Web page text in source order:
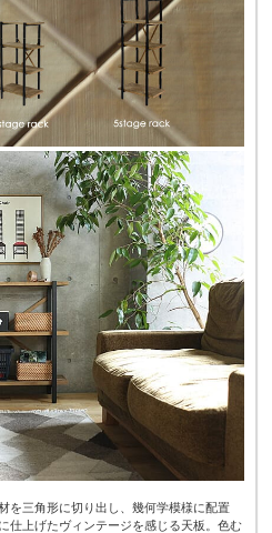
を三角形に切り出し、幾何学模様に配置
仕上げたヴィンテージを感じる天板。色む